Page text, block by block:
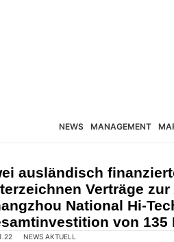
NEWS MANAGEMENT
ausländisch
Verträge
National Hi-
von 135
NEWS AKTUELL